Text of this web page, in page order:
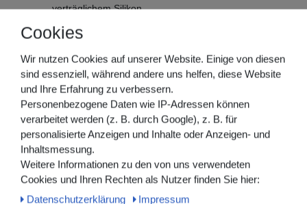
verträglichem Silikon
Gegebenheiten
Länge: 350 mm
Einsatzbereiche: Klinik, Pflegeheim, ambulante und
häusliche Pflege
REF
Länge
Ballon-
Volumen ~
CH/FR mm
Cookies
Wir nutzen Cookies auf unserer Website. Einige von diesen
sind essenziell, während andere uns helfen, diese Website
und Ihre Erfahrung zu verbessern.
Personenbezogene Daten wie IP-Adressen können
verarbeitet werden (z. B. durch Google), z. B. für
personalisierte Anzeigen und Inhalte oder Anzeigen- und
Inhaltsmessung.
Weitere Informationen zu den von uns verwendeten
Cookies und Ihren Rechten als Nutzer finden Sie hier:
Daten­schutz­erklärung
Impressum